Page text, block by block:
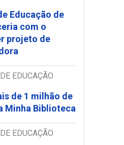
Educação de
com o
projeto de
EDUCAÇÃO
de 1 milhão de
Minha Biblioteca
EDUCAÇÃO